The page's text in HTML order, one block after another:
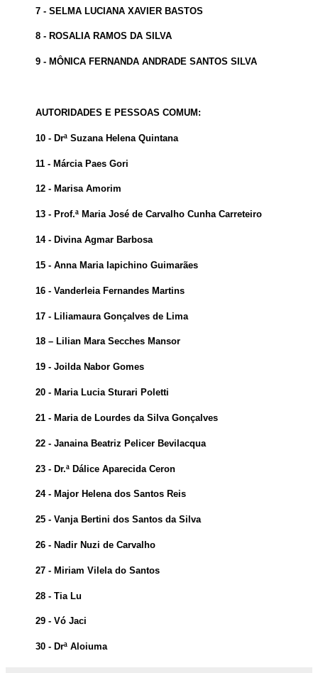
7 - SELMA LUCIANA XAVIER BASTOS
8 - ROSALIA RAMOS DA SILVA
9 - MÔNICA FERNANDA ANDRADE SANTOS SILVA
AUTORIDADES E PESSOAS COMUM:
10 - Drª Suzana Helena Quintana
11 - Márcia Paes Gori
12 - Marisa Amorim
13 - Prof.ª Maria José de Carvalho Cunha Carreteiro
14 - Divina Agmar Barbosa
15 - Anna Maria Iapichino Guimarães
16 - Vanderleia Fernandes Martins
17 - Liliamaura Gonçalves de Lima
18 – Lilian Mara Secches Mansor
19 - Joilda Nabor Gomes
20 - Maria Lucia Sturari Poletti
21 - Maria de Lourdes da Silva Gonçalves
22 - Janaina Beatriz Pelicer Bevilacqua
23 - Dr.ª Dálice Aparecida Ceron
24 - Major Helena dos Santos Reis
25 - Vanja Bertini dos Santos da Silva
26 - Nadir Nuzi de Carvalho
27 - Miriam Vilela do Santos
28 - Tia Lu
29 - Vó Jaci
30 - Drª Aloiuma